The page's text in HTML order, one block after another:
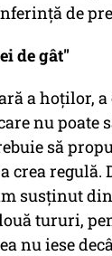
de
de gât"
a hoţilor,
nu poate
să
crea
susţinut
tururi,
nu iese